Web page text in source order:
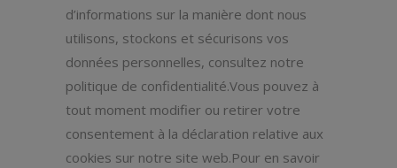
d’informations sur la manière dont nous
utilisons, stockons et sécurisons vos
données personnelles, consultez notre
politique de confidentialité.Vous pouvez à
tout moment modifier ou retirer votre
consentement à la déclaration relative aux
cookies sur notre site web.Pour en savoir